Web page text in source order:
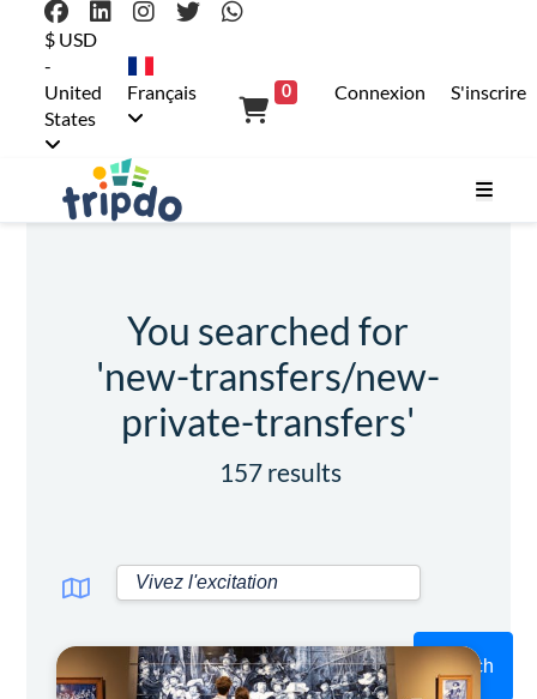
$ USD
-
United
States
Français 0 Connexion S'inscrire
You searched for
'new-transfers/new-
private-transfers'
157 results
Search